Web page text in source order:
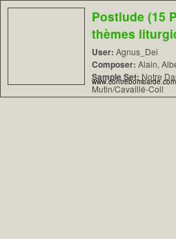
Postlude (15
thèmes
User: Agnus_Dei
Composer: Alain,
Sample Set: Notre
Mutin/Cavaillé-Coll
www.contrebombarde.com